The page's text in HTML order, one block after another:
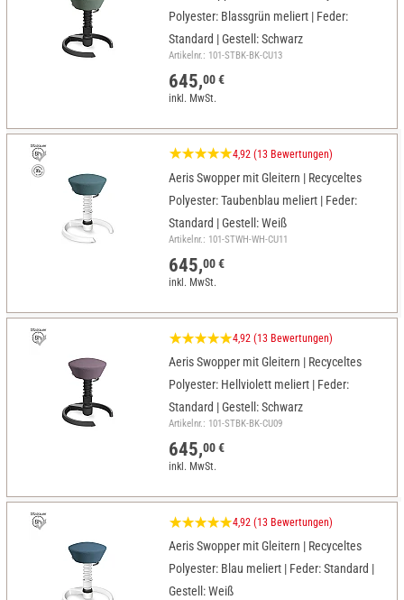
Polyester: Blassgrün meliert | Feder:
Standard | Gestell: Schwarz
Artikelnr.: 101-STBK-BK-CU13
645,00 €
inkl. MwSt.
4,92 (13 Bewertungen)
Aeris Swopper mit Gleitern | Recyceltes
Polyester: Taubenblau meliert | Feder:
Standard | Gestell: Weiß
Artikelnr.: 101-STWH-WH-CU11
645,00 €
inkl. MwSt.
4,92 (13 Bewertungen)
Aeris Swopper mit Gleitern | Recyceltes
Polyester: Hellviolett meliert | Feder:
Standard | Gestell: Schwarz
Artikelnr.: 101-STBK-BK-CU09
645,00 €
inkl. MwSt.
4,92 (13 Bewertungen)
Aeris Swopper mit Gleitern | Recyceltes
Polyester: Blau meliert | Feder: Standard |
Gestell: Weiß